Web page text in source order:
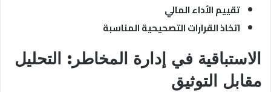
تقييم الأداء المالي
اتخاذ القرارات التصحيحية المناسبة
الاستباقية في إدارة المخاطر: التحليل
مقابل التوثيق